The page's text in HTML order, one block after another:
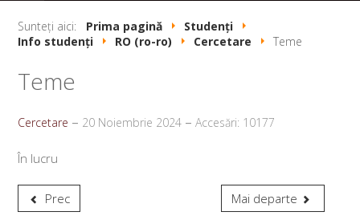
Conducere
Consiliul facultății
Sunteți aici: Prima pagină
Studenți
Info studenți
RO (ro-ro) Cercetare Teme
Teme
Cercetare 20 Noiembrie 2024 Accesări: 10177
În lucru
Prec Mai departe